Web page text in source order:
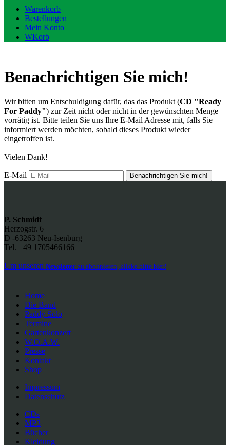
Warenkorb
Bestellungen
Mein Konto
WKorb
Benachrichtigen Sie mich!
Wir bitten um Entschuldigung dafür, das das Produkt (CD "Ready
For Paddy") zur Zeit nicht oder nicht in der gewünschten Menge
vorrätig ist. Bitte teilen Sie uns Ihre E-Mail Adresse mit, falls Sie
informiert werden möchten, sobald dieses Produkt wieder
eingetroffen ist.
Vielen Dank!
E-Mail
P. Schmidt
Herzogstr. 6
D -63263 Neu-Isenburg
Tel. +49 1705466166
Um unseren Newsletter zu abonnieren, klicke bitte hier!
Home
Die Band
Paddy Solo
Termine
Gartenkonzert
W.O.A.W.
Presse
Kontakt
Shop
Impressum
Datenschutz
CDs
MP3
Bücher
Kleidung